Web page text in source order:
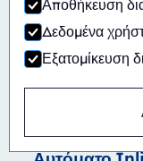
Αποθήκευση
Δεδομένα
Εξατομίκευση